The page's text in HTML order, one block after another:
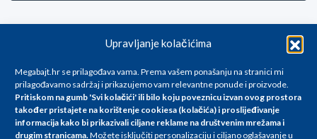
Upravljanje kolačićima
Megabajt.hr se prilagođava vama. Prema vašem ponašanju na stranici mi
prilagođavamo sadržaj i prikazujemo vam relevantne ponude i proizvode.
Pritiskom na gumb 'Svi kolačići' ili bilo koju poveznicu izvan ovog prostora
također pristajete na korištenje cookiesa (kolačića) i proslijeđivanje
informacija kako bi prikazivali ciljane reklame na društvenim mrežama i
drugim stranicama.Možete isključiti personalizaciju i ciljano oglašavanje u
Za artikle kojih trenutno nema u ponudi obratite nam se na
info@megabajt.hr. Sve cijene su informativnog karaktera i podložne su
promjenama, a